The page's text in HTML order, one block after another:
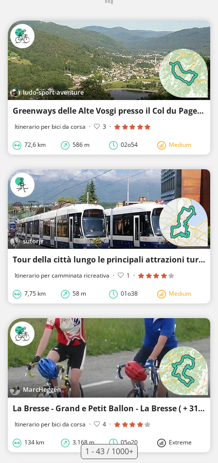
ludo-sport-aventure
Greenways delle Alte Vosgi presso il Col du Page da Remiremont (Vosgi)
Itinerario per bici da corsa · 3 ·
72,6 km 586 m 02o54 Medium
sutorjr
Tour della città lungo le principali attrazioni turistiche di Ginevra
Itinerario per camminata ricreativa · 1 ·
7,75 km 58 m 01o38 Medium
MarcHeggen
La Bresse - Grand e Petit Ballon - La Bresse ( + 3100 hm)
Itinerario per bici da corsa · 4 ·
134 km 3.168 m 05o20 Extreme
1 - 43 / 1000+